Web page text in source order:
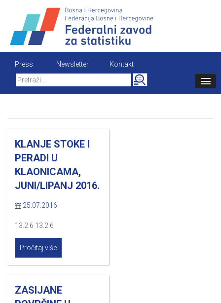
content
Press Newsletter
Kontakt
Search
for:
KLANJE STOKE I
PERADI U
KLAONICAMA,
JUNI/LIPANJ 2016.
25.07.2016
13.2.6 13.2.6
Pročitaj više
ZASIJANE